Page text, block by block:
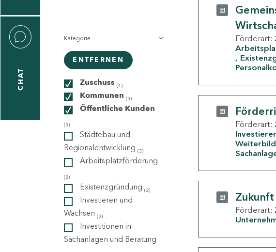
CHAT
Kategorie
ENTFERNEN
Zuschuss (4)
Kommunen (3)
Öffentliche Kunden
(3)
Städtebau und
Regionalentwicklung (3)
Arbeitsplatzförderung
(2)
Existenzgründung (2)
Investieren und
Wachsen (2)
Investitionen in
Sachanlagen und Beratung
Förderart:
Förderart:
Zukunft
Förderart: